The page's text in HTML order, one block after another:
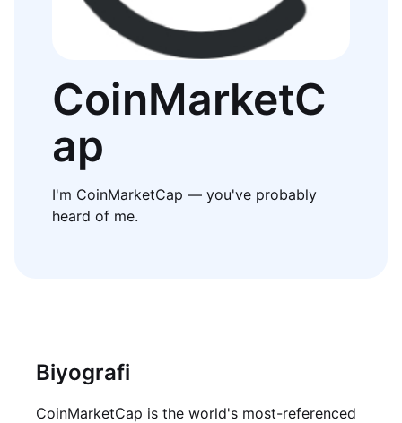
CoinMarketC
ap
I'm CoinMarketCap — you've probably
heard of me.
Biyografi
CoinMarketCap is the world's most-referenced